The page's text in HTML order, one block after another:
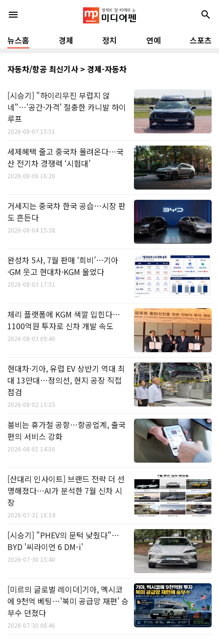
menu search
뉴스홈 경제 정치 연예 스포츠
자동차/항공 최신기사 > 경제-자동차
[시승기] "하이리무진 부럽지 않
네"…'공간·가격' 절충한 카니발 하이
루프
2026-08-07 15:51
세제혜택 줄고 중국차 몰려온다…국
산 전기차 경쟁력 ‘시험대’
2026-08-06 16:20
거세지는 중국차 한국 공습…시장 판
도 흔든다
2026-08-04 15:38
완성차 5사, 7월 판매 ‘희비’…기아
·GM 웃고 현대차·KGM 울었다
2026-08-03 17:51
체리 플랫폼에 KGM 색깔 입힌다…
1100억원 투자로 신차 개발 속도
2026-08-03 09:40
현대차·기아, 유럽 EV 상반기 역대 최
대 13만대…정의선, 현지 공장 직접
점검
2026-08-02 15:15
붐비는 휴가철 공항…항공업계, 출국
편의 서비스 강화
2026-08-01 14:00
[산대리 인사이트] 브랜드 전략 더 선
명해졌다…AI가 분석한 7월 신차 시
장
2026-07-31 16:14
[시승기] "PHEV의 문턱 낮췄다"…
BYD '씨라이언 6 DM-i'
2026-07-30 15:40
[미르의 글로벌 레이더]기아, 멕시코
에 9천억 베팅…'북미 공급망 재편' 승
부수 던졌다
2026-07-30 08:46